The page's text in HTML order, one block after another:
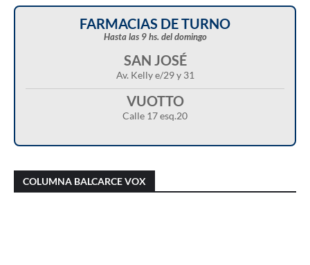
FARMACIAS DE TURNO
Hasta las 9 hs. del domingo
SAN JOSÉ
Av. Kelly e/29 y 31
VUOTTO
Calle 17 esq.20
COLUMNA BALCARCE VOX
que se conozca la carga horaria de cada
médico/a municipal
cuestionó el proyecto de reforma de la Ley de
Tierras y advirtió sobre una “entrega total”